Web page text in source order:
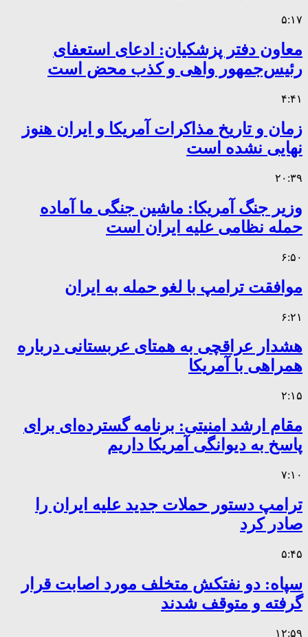
۵:۱۷
معاون دفتر پزشکیان: ادعای استعفای
رئیس‌جمهور واهی و کذب محض است
۴:۴۱
زمان و تاریخ مذاکرات آمریکا و ایران هنوز
نهایی نشده است
۲۰:۳۹
وزیر جنگ آمریکا: ماشین جنگی ما آماده
حمله نظامی علیه ایران است
۶:۵۰
موافقت ترامپ با لغو حمله به ایران
۶:۲۱
هشدار عراقچی به همتای عربستانی درباره
همراهی با آمریکا
۲:۱۵
مقام ارشد امنیتی: برنامه گسترده‌ای برای
پاسخ به دیوانگی آمریکا داریم
۷:۱۰
ترامپ دستور حملات جدید علیه ایران را
صادر کرد
۵:۴۵
سپاه: دو نفتکش متخلف مورد اصابت قرار
گرفته و متوقف شدند
۱۲:۵۹